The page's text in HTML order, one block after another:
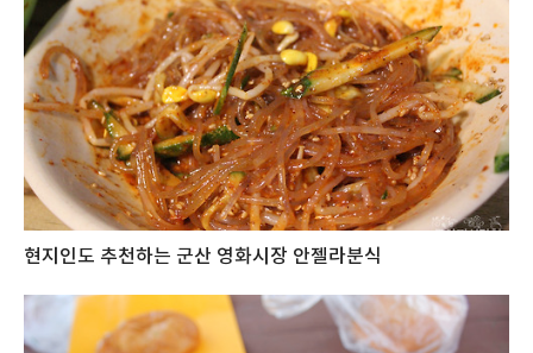
현지인도 추천하는 군산 영화시장 안젤라분식